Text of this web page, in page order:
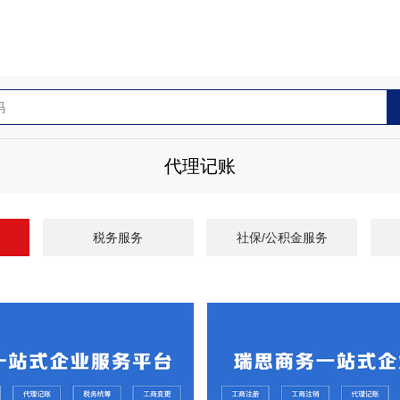
代理记账
税务服务 社保/公积金服务